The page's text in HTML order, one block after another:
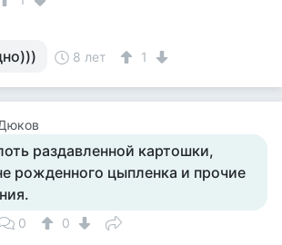
8 лет 1
раздавленной картошки,
рожденного цыпленка и прочие
0 0